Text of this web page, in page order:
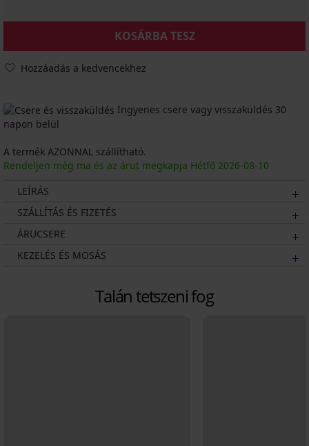
KOSÁRBA TESZ
Hozzáadás a kedvencekhez
Ingyenes csere vagy visszaküldés 30
napon belül
A termék AZONNAL szállítható.
Rendeljen még ma és az árut megkapja Hétfő 2026-08-10
LEÍRÁS
SZÁLLÍTÁS ÉS FIZETÉS
ÁRUCSERE
KEZELÉS ÉS MOSÁS
Talán tetszeni fog